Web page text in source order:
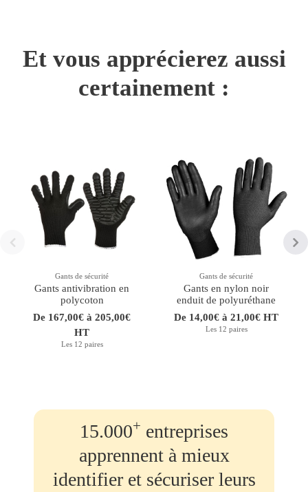
Et vous apprécierez aussi
certainement :
Gants de sécurité
Gants antivibration en
polycoton
De 167,00€ à 205,00€
HT
Les 12 paires
Gants de sécurité
Gants en nylon noir
enduit de polyuréthane
De 14,00€ à 21,00€ HT
Les 12 paires
15.000+ entreprises
apprennent à mieux
identifier et sécuriser leurs